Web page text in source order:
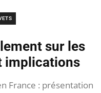
sur les
implications
France : présentation